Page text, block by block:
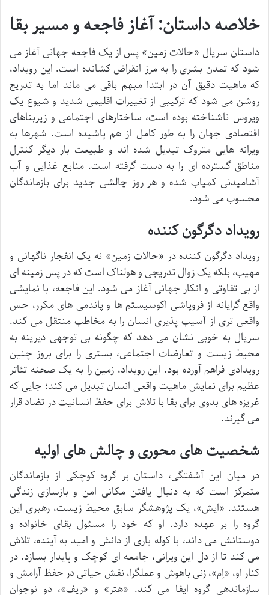
خلاصه داستان: آغاز فاجعه و مسیر بقا
داستان سریال «حالات زمین» پس از یک فاجعه جهانی آغاز می
شود که تمدن بشری را به مرز انقراض کشانده است. این رویداد،
که ماهیت دقیق آن در ابتدا مبهم باقی می ماند اما به تدریج
روشن می شود که ترکیبی از تغییرات اقلیمی شدید و شیوع یک
ویروس ناشناخته بوده است، ساختارهای اجتماعی و زیربناهای
اقتصادی جهان را به طور کامل از هم پاشیده است. شهرها به
ویرانه هایی متروک تبدیل شده اند و طبیعت بار دیگر کنترل
مناطق گسترده ای را به دست گرفته است. منابع غذایی و آب
آشامیدنی کمیاب شده و هر روز چالشی جدید برای بازماندگان
محسوب می شود.
رویداد دگرگون کننده
رویداد دگرگون کننده در «حالات زمین» نه یک انفجار ناگهانی و
مهیب، بلکه یک زوال تدریجی و هولناک است که در پس زمینه ای
از بی تفاوتی و انکار جهانی آغاز می شود. این فاجعه، با نمایشی
واقع گرایانه از فروپاشی اکوسیستم ها و پاندمی های مکرر، حس
واقعی تری از آسیب پذیری انسان را به مخاطب منتقل می کند.
سریال به خوبی نشان می دهد که چگونه بی توجهی دیرینه به
محیط زیست و تعارضات اجتماعی، بستری را برای بروز چنین
رویدادی فراهم آورده بود. این رویداد، زمین را به یک صحنه تئاتر
عظیم برای نمایش ماهیت واقعی انسان تبدیل می کند؛ جایی که
غریزه های بدوی برای بقا با تلاش برای حفظ انسانیت در تضاد قرار
می گیرند.
شخصیت های محوری و چالش های اولیه
در میان این آشفتگی، داستان بر گروه کوچکی از بازماندگان
متمرکز است که به دنبال یافتن مکانی امن و بازسازی زندگی
هستند. «ایش»، یک پژوهشگر سابق محیط زیست، رهبری این
گروه را بر عهده دارد. او که خود را مسئول بقای خانواده و
دوستانش می داند، با کوله باری از دانش و امید به آینده، تلاش
می کند تا از دل این ویرانی، جامعه ای کوچک و پایدار بسازد. در
کنار او، «اِم»، زنی باهوش و عملگرا، نقش حیاتی در حفظ آرامش و
سازماندهی گروه ایفا می کند. «هتر» و «ریف»، دو نوجوان